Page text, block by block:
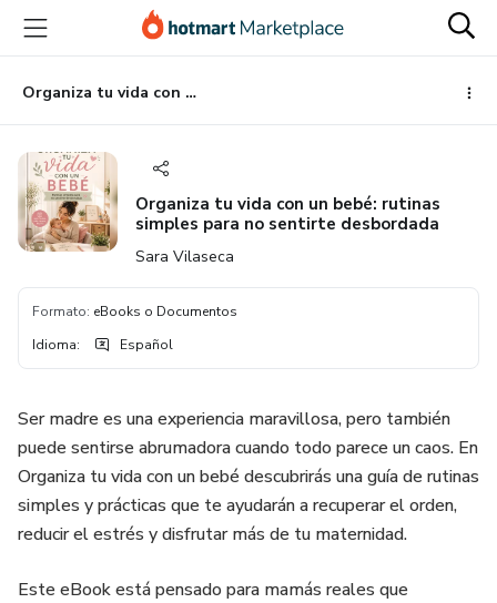
principal
página
de
página
Organiza tu vida con un bebé: rutinas simples para no sentirte desbordada
Organiza tu vida con un bebé: rutinas
simples para no sentirte desbordada
Sara Vilaseca
Formato: eBooks o Documentos
Idioma: Español
Ser madre es una experiencia maravillosa, pero también
puede sentirse abrumadora cuando todo parece un caos. En
Organiza tu vida con un bebé descubrirás una guía de rutinas
simples y prácticas que te ayudarán a recuperar el orden,
reducir el estrés y disfrutar más de tu maternidad.
Este eBook está pensado para mamás reales que